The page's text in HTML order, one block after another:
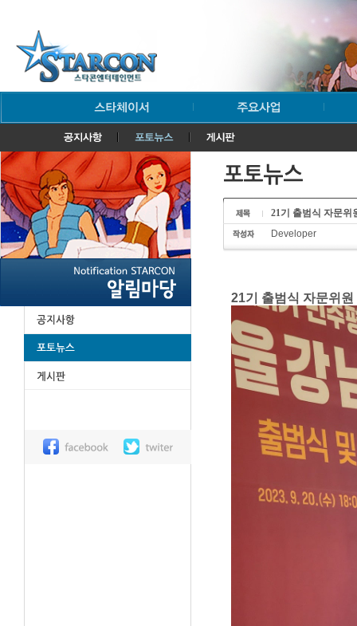
21기 출범식 자문위
Developer
21기 출범식 자문위